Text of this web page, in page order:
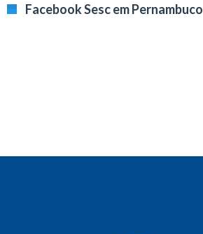
Facebook Sesc em Pernambuco